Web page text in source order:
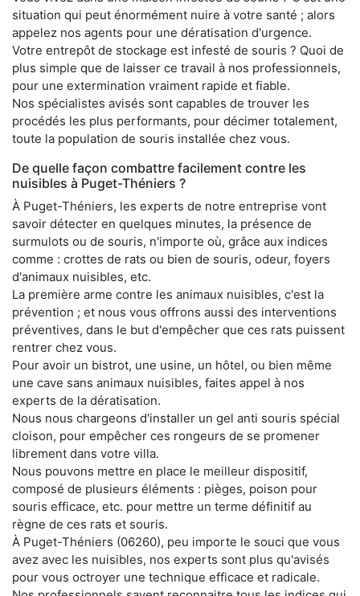
situation qui peut énormément nuire à votre santé ; alors
appelez nos agents pour une dératisation d'urgence.
Votre entrepôt de stockage est infesté de souris ? Quoi de
plus simple que de laisser ce travail à nos professionnels,
pour une extermination vraiment rapide et fiable.
Nos spécialistes avisés sont capables de trouver les
procédés les plus performants, pour décimer totalement,
toute la population de souris installée chez vous.
De quelle façon combattre facilement contre les
nuisibles à Puget-Théniers ?
À Puget-Théniers, les experts de notre entreprise vont
savoir détecter en quelques minutes, la présence de
surmulots ou de souris, n'importe où, grâce aux indices
comme : crottes de rats ou bien de souris, odeur, foyers
d'animaux nuisibles, etc.
La première arme contre les animaux nuisibles, c'est la
prévention ; et nous vous offrons aussi des interventions
préventives, dans le but d'empêcher que ces rats puissent
rentrer chez vous.
Pour avoir un bistrot, une usine, un hôtel, ou bien même
une cave sans animaux nuisibles, faites appel à nos
experts de la dératisation.
Nous nous chargeons d'installer un gel anti souris spécial
cloison, pour empêcher ces rongeurs de se promener
librement dans votre villa.
Nous pouvons mettre en place le meilleur dispositif,
composé de plusieurs éléments : pièges, poison pour
souris efficace, etc. pour mettre un terme définitif au
règne de ces rats et souris.
À Puget-Théniers (06260), peu importe le souci que vous
avez avec les nuisibles, nos experts sont plus qu'avisés
pour vous octroyer une technique efficace et radicale.